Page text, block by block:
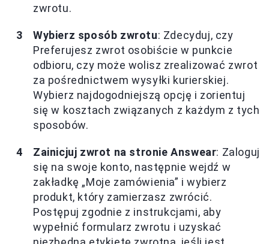
zwrotu.
Wybierz sposób zwrotu: Zdecyduj, czy
Preferujesz zwrot osobiście w punkcie
odbioru, czy może wolisz zrealizować zwrot
za pośrednictwem wysyłki kurierskiej.
Wybierz najdogodniejszą opcję i zorientuj
się w kosztach związanych z każdym z tych
sposobów.
Zainicjuj zwrot na stronie Answear: Zaloguj
się na swoje konto, następnie wejdź w
zakładkę „Moje zamówienia” i wybierz
produkt, który zamierzasz zwrócić.
Postępuj zgodnie z instrukcjami, aby
wypełnić formularz zwrotu i uzyskać